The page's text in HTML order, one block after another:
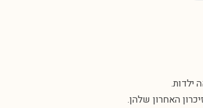
ילדות.
האחרון שלהן.